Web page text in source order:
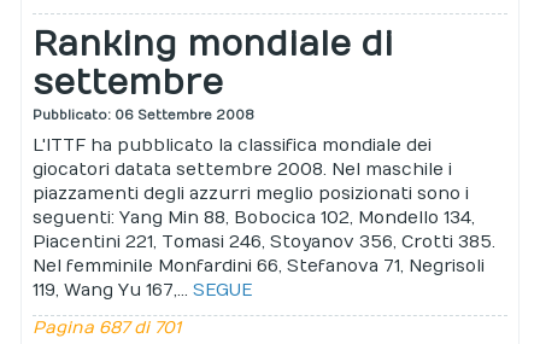
Ranking mondiale di
settembre
Pubblicato: 06 Settembre 2008
L'ITTF ha pubblicato la classifica mondiale dei
giocatori datata settembre 2008. Nel maschile i
piazzamenti degli azzurri meglio posizionati sono i
seguenti: Yang Min 88, Bobocica 102, Mondello 134,
Piacentini 221, Tomasi 246, Stoyanov 356, Crotti 385.
Nel femminile Monfardini 66, Stefanova 71, Negrisoli
119, Wang Yu 167,...SEGUE
Pagina 687 di 701